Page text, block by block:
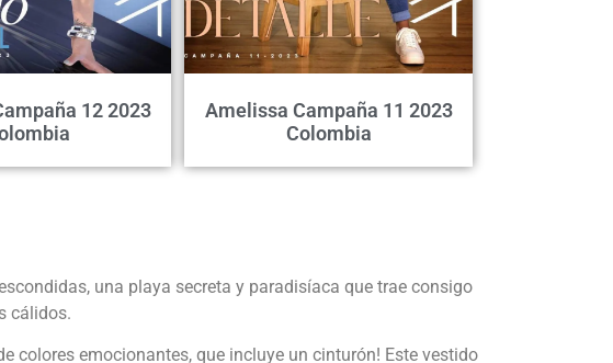
12 2023
Amelissa Campaña 11 2023
Colombia
una playa secreta y paradisíaca que trae consigo
cálidos.
colores emocionantes, que incluye un cinturón! Este vestido